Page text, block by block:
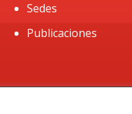
Sedes
Publicaciones